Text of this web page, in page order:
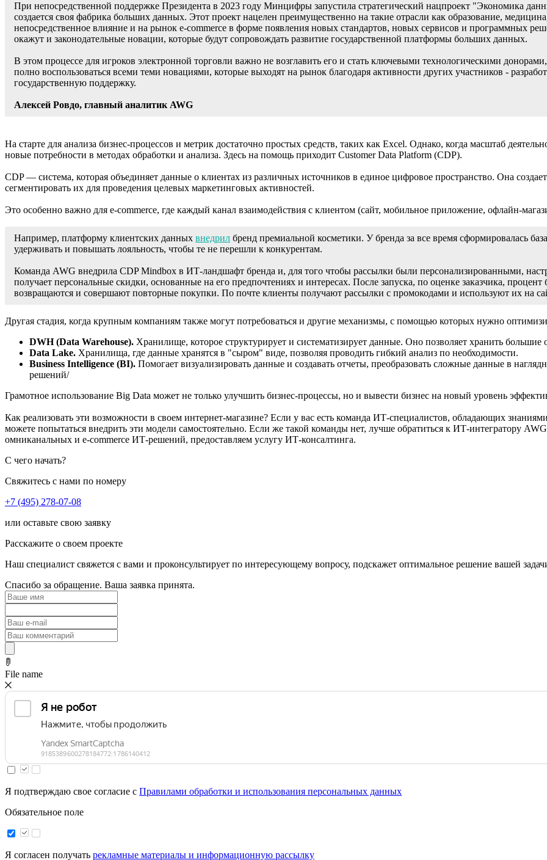
При непосредственной поддержке Президента в 2023 году Минцифры запустила стратегический нацпроект "Экономика
создается своя фабрика больших данных. Этот проект нацелен преимущественно на такие отрасли как образование,
непосредственное влияние и на рынок e-commerce в форме появления новых стандартов, новых сервисов и программных
окажут и законодательные новации, которые будут сопровождать развитие государственной платформы больших данных.
В этом процессе для игроков электронной торговли важно не возглавить его и стать ключевыми технологическими
полно воспользоваться всеми теми новациями, которые выходят на рынок благодаря активности других участников -
государственную поддержку.
Алексей Ровдо, главный аналитик AWG
На старте для анализа бизнес-процессов и метрик достаточно простых средств, таких как Excel. Однако, когда масштаб
новые потребности в методах обработки и анализа. Здесь на помощь приходит Customer Data Platform (CDP).
CDP — система, которая объединяет данные о клиентах из различных источников в единое цифровое пространство. Она
сегментировать их для проведения целевых маркетинговых активностей.
Это особенно важно для e-commerce, где каждый канал взаимодействия с клиентом (сайт, мобильное приложение, офлайн-
Например, платформу клиентских данных внедрил бренд премиальной косметики. У бренда за все время сформировалась
удерживать и повышать лояльность, чтобы те не перешли к конкурентам.
Команда AWG внедрила CDP Mindbox в ИТ-ландшафт бренда и, для того чтобы рассылки были персонализированными,
получает персональные скидки, основанные на его предпочтениях и интересах. После запуска, по оценке заказчика,
возвращаются и совершают повторные покупки. По почте клиенты получают рассылки с промокодами и используют их на
Другая стадия, когда крупным компаниям также могут потребоваться и другие механизмы, с помощью которых нужно
DWH (Data Warehouse). Хранилище, которое структурирует и систематизирует данные. Оно позволяет хранить
Data Lake. Хранилища, где данные хранятся в "сыром" виде, позволяя проводить гибкий анализ по необходимости.
Business Intelligence (BI). Помогает визуализировать данные и создавать отчеты, преобразовать сложные данные в
решений/
Грамотное использование Big Data может не только улучшить бизнес-процессы, но и вывести бизнес на новый уровень
Как реализовать эти возможности в своем интернет-магазине? Если у вас есть команда ИТ-специалистов, обладающих
можете попытаться внедрить эти модели самостоятельно. Если же такой команды нет, лучше обратиться к ИТ-интегратору
омниканальных и e-commerce ИТ-решений, предоставляем услугу ИТ-консалтинга.
С чего начать?
Свяжитесь с нами по номеру
+7 (495) 278-07-08
или оставьте свою заявку
Расскажите о своем проекте
Наш специалист свяжется с вами и проконсультирует по интересующему вопросу, подскажет оптимальное решение вашей
Спасибо за обращение. Ваша заявка принята.
File name
Я подтверждаю свое согласие с Правилами обработки и использования персональных данных
Обязательное поле
Я согласен получать рекламные материалы и информационную рассылку